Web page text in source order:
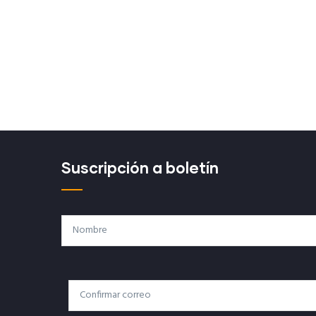
Suscripción a boletín
Nombre
Correo
Correo Electrónico